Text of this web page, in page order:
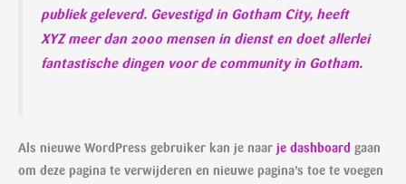
publiek geleverd. Gevestigd in Gotham City, heeft
XYZ meer dan 2000 mensen in dienst en doet allerlei
fantastische dingen voor de community in Gotham.
Als nieuwe WordPress gebruiker kan je naar je dashboard gaan
om deze pagina te verwijderen en nieuwe pagina’s toe te voegen